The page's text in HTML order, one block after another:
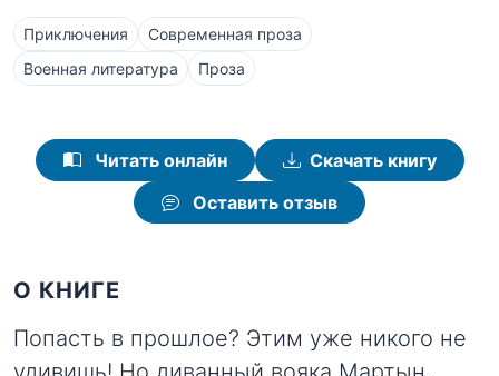
Приключения
Современная проза
Военная литература
Проза
Читать онлайн
Скачать книгу
Оставить отзыв
О КНИГЕ
Попасть в прошлое? Этим уже никого не